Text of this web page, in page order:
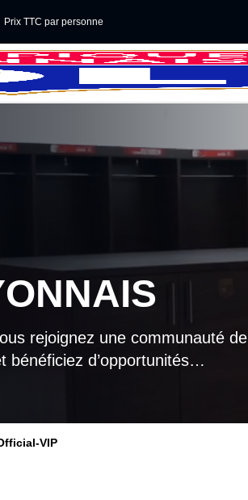
Prix TTC par personne
rejoignez une communauté de
d’opportunités
VIP